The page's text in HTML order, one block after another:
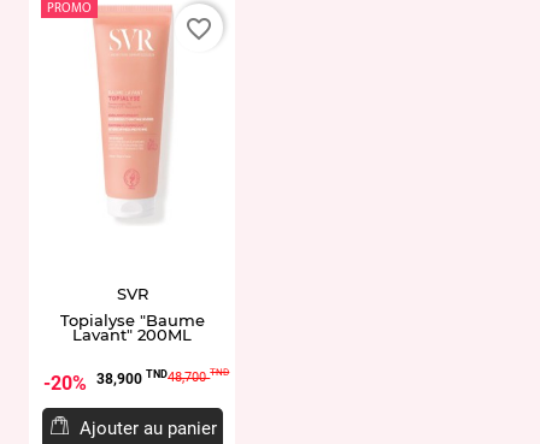
PROMO
SVR
Topialyse "Baume
Lavant" 200ML
20% Prix
38,900 TNDPrix
base
48,700TND
Ajouter au panier
favorite_border